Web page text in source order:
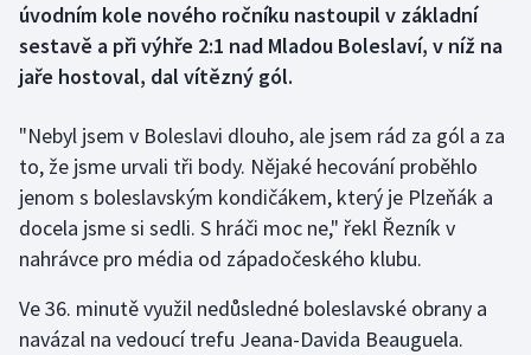
Dostihy
Futsal
Golf
Gymnastika
Házená
úvodním kole nového ročníku nastoupil v základní
sestavě a při výhře 2:1 nad Mladou Boleslaví, v níž na
jaře hostoval, dal vítězný gól.
"Nebyl jsem v Boleslavi dlouho, ale jsem rád za gól a za
to, že jsme urvali tři body. Nějaké hecování proběhlo
jenom s boleslavským kondičákem, který je Plzeňák a
docela jsme si sedli. S hráči moc ne," řekl Řezník v
nahrávce pro média od západočeského klubu.
Ve 36. minutě využil nedůsledné boleslavské obrany a
navázal na vedoucí trefu Jeana-Davida Beauguela.